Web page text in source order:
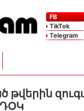
FB
TikTok
Telegram
ԴՕԿ